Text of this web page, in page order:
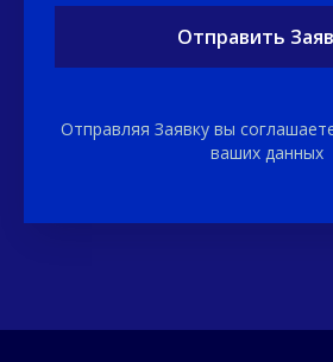
Отправить
Отправляя Заявку вы
ваших данных